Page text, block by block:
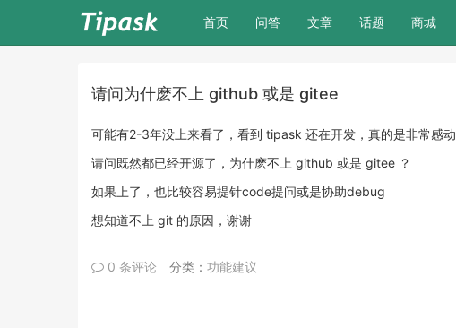
首页(current)
问答 文章 话题 商城
请问为什麽不上 github 或是 gitee
可能有2-3年没上来看了，看到 tipask 还在开发，真的是非常感动
请问既然都已经开源了，为什麽不上 github 或是 gitee ？
如果上了，也比较容易提针code提问或是协助debug
想知道不上 git 的原因，谢谢
0 条评论 分类： 功能建议